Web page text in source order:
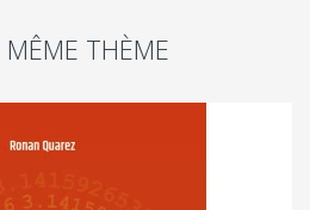
MÊME THÈME